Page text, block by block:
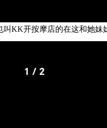
叫KK开按摩店的在这和她妹